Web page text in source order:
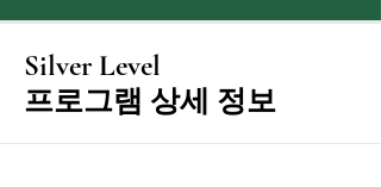
Silver Level
프로그램 상세 정보